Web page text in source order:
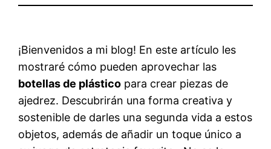
¡Bienvenidos a mi blog! En este artículo les
mostraré cómo pueden aprovechar las
botellas de plástico para crear piezas de
ajedrez. Descubrirán una forma creativa y
sostenible de darles una segunda vida a estos
objetos, además de añadir un toque único a